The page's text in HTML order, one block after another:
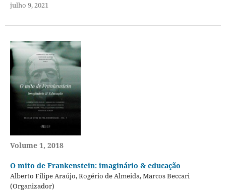
julho 9, 2021
Volume 1, 2018
O mito de Frankenstein: imaginário & educação
Alberto Filipe Araújo, Rogério de Almeida, Marcos Beccari
(Organizador)